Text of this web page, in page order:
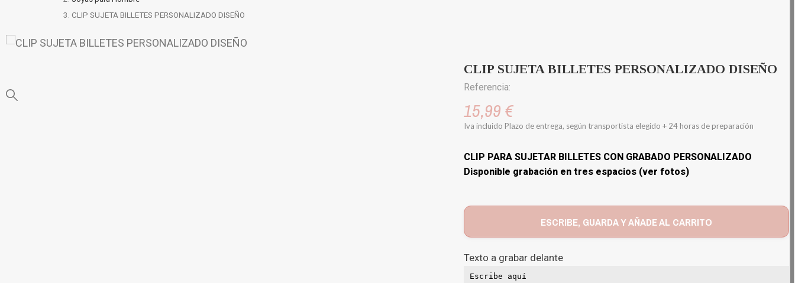
CLIP SUJETA BILLETES PERSONALIZADO DISEÑO
CLIP SUJETA BILLETES PERSONALIZADO DISEÑO
Referencia:
15,99 €
Iva incluido Plazo de entrega, según transportista elegido + 24 horas de preparación
CLIP PARA SUJETAR BILLETES CON GRABADO PERSONALIZADO
Disponible grabación en tres espacios (ver fotos)
ESCRIBE, GUARDA Y AÑADE AL CARRITO
Texto a grabar delante